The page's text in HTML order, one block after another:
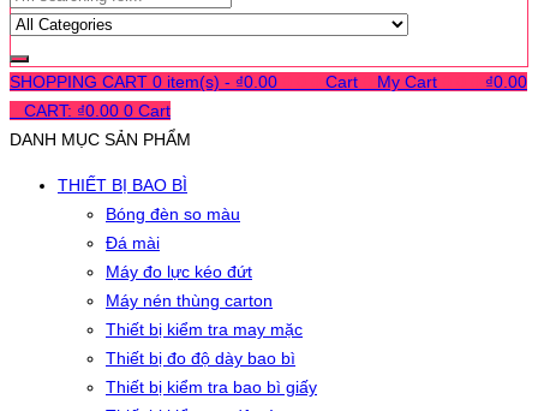
SHOPPING CART 0 item(s) - ₫0.00 Cart My Cart ₫0.00
CART: ₫0.00 0 Cart
DANH MỤC SẢN PHẨM
THIẾT BỊ BAO BÌ
Bóng đèn so màu
Đá mài
Máy đo lực kéo đứt
Máy nén thùng carton
Thiết bị kiểm tra may mặc
Thiết bị đo độ dày bao bì
Thiết bị kiểm tra bao bì giấy